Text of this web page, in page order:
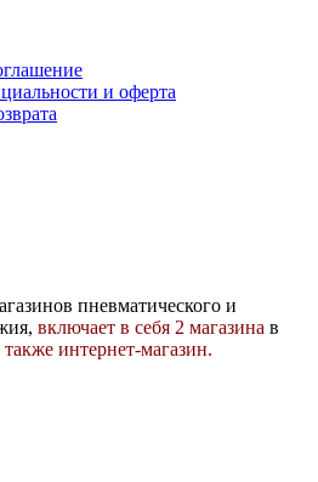
и оферта
пневматического и
включает в себя 2 магазина в
также интернет-магазин.